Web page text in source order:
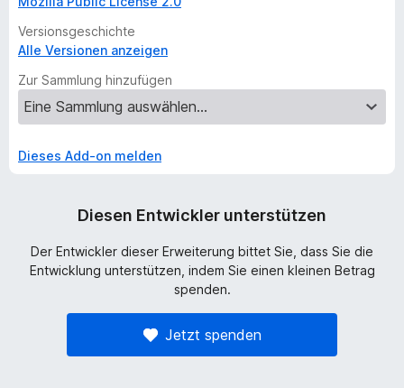
Versionsgeschichte
Alle Versionen anzeigen
Zur Sammlung hinzufügen
Dieses Add-on melden
Diesen Entwickler unterstützen
Der Entwickler dieser Erweiterung bittet Sie, dass Sie die
Entwicklung unterstützen, indem Sie einen kleinen Betrag
spenden.
Jetzt spenden